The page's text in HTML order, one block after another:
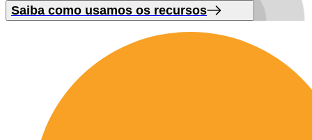
Saiba como usamos os recursos